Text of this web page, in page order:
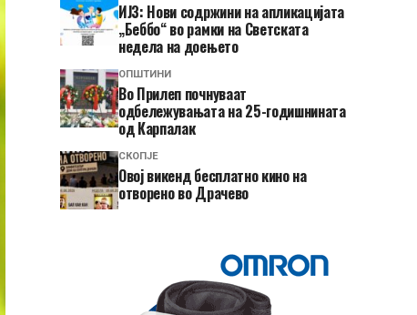
ИЈЗ: Нови содржини на апликацијата
„Беббо“ во рамки на Светската
недела на доењето
ОПШТИНИ
Во Прилеп почнуваат
одбележувањата на 25-годишнината
од Карпалак
СКОПЈЕ
​Овој викенд бесплатно кино на
отворено во Драчево